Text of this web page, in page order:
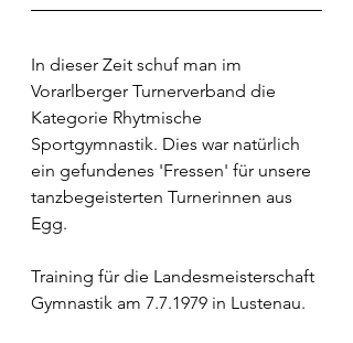
In dieser Zeit schuf man im
Vorarlberger Turnerverband die
Kategorie Rhytmische
Sportgymnastik. Dies war natürlich
ein gefundenes 'Fressen' für unsere
tanzbegeisterten Turnerinnen aus
Egg.
Training für die Landesmeisterschaft
Gymnastik am 7.7.1979 in Lustenau.